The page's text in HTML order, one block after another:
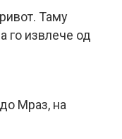
Таму
го извлече од
Мраз, на